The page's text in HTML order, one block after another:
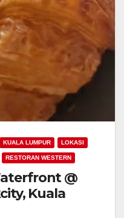
KUALA LUMPUR LOKASI
RESTORAN WESTERN
@
Kuala